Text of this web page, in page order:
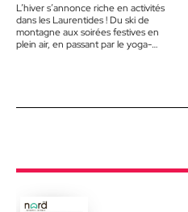
L’hiver s’annonce riche en activités
dans les Laurentides ! Du ski de
montagne aux soirées festives en
plein air, en passant par le yoga-